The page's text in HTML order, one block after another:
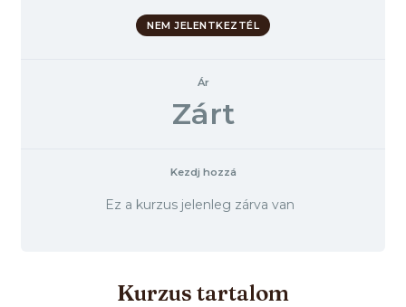
NEM JELENTKEZTÉL
Ár
Zárt
Kezdj hozzá
Ez a kurzus jelenleg zárva van
Kurzus tartalom